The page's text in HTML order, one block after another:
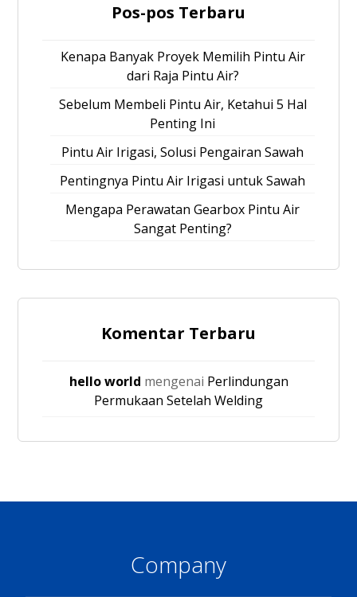
Pos-pos Terbaru
Kenapa Banyak Proyek Memilih Pintu Air
dari Raja Pintu Air?
Sebelum Membeli Pintu Air, Ketahui 5 Hal
Penting Ini
Pintu Air Irigasi, Solusi Pengairan Sawah
Pentingnya Pintu Air Irigasi untuk Sawah
Mengapa Perawatan Gearbox Pintu Air
Sangat Penting?
Komentar Terbaru
hello world mengenai Perlindungan
Permukaan Setelah Welding
Company